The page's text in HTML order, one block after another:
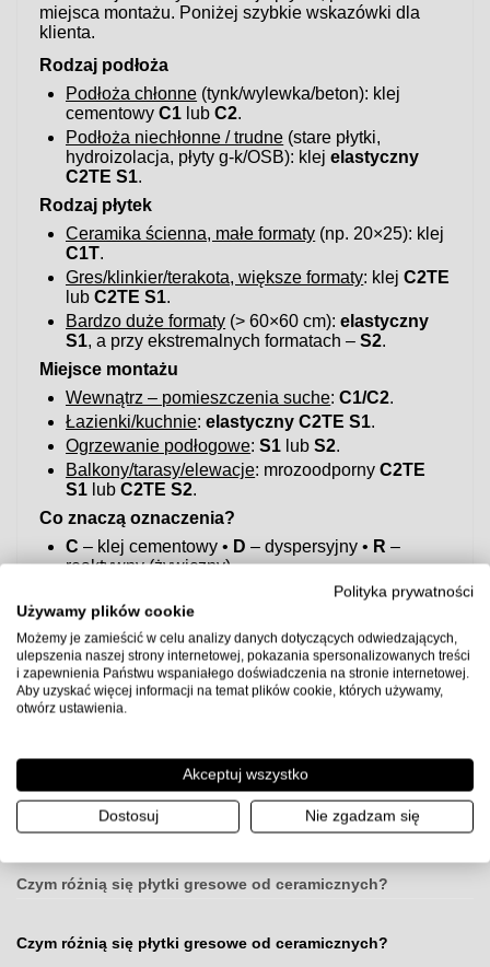
miejsca montażu. Poniżej szybkie wskazówki dla
klienta.
Rodzaj podłoża
Podłoża chłonne (tynk/wylewka/beton): klej
cementowyC1 lubC2.
Podłoża niechłonne / trudne (stare płytki,
hydroizolacja, płyty g-k/OSB): klejelastyczny
C2TE S1.
Rodzaj płytek
Ceramika ścienna, małe formaty (np. 20×25): klej
C1T.
Gres/klinkier/terakota, większe formaty: klejC2TE
lubC2TE S1.
Bardzo duże formaty (> 60×60 cm):elastyczny
S1, a przy ekstremalnych formatach –S2.
Miejsce montażu
Wewnątrz – pomieszczenia suche:C1/C2.
Łazienki/kuchnie:elastyczny C2TE S1.
Ogrzewanie podłogowe:S1 lubS2.
Balkony/tarasy/elewacje: mrozoodpornyC2TE
S1 lubC2TE S2.
Co znaczą oznaczenia?
C – klej cementowy • D – dyspersyjny • R –
reaktywny (żywiczny)
– wydłużony czas
otwarty
S1/S2– elastyczność (S2 > S1)
Szybka rekomendacja
Do większości zastosowań w łazience/kuchni i na
ogrzewaniu podłogowym bezpiecznym wyborem jest
Uwaga:przed użyciem sprawdź kartę techniczną producenta
kleju, przygotuj podłoże zgodnie z wytycznymi (gruntowanie,
równość, suchość) i zachowaj zalecane proporcje wody oraz
czasy schnięcia.
Czym różnią się płytki gresowe od ceramicznych?
Czym różnią się płytki gresowe od ceramicznych?
Polityka prywatności
Używamy plików cookie
Możemy je zamieścić w celu analizy danych dotyczących odwiedzających,
ulepszenia naszej strony internetowej, pokazania spersonalizowanych treści
i zapewnienia Państwu wspaniałego doświadczenia na stronie internetowej.
Aby uzyskać więcej informacji na temat plików cookie, których używamy,
otwórz ustawienia.
Akceptuj wszystko
Dostosuj Nie zgadzam się